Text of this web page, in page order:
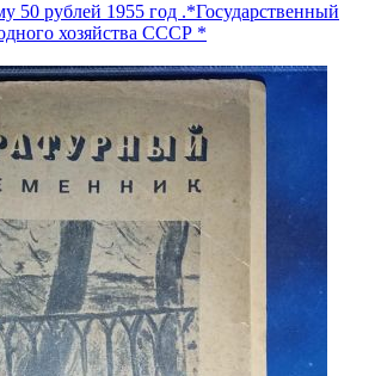
50 рублей 1955 год .*Государственный
хозяйства СССР *